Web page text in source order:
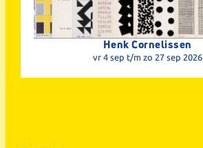
Henk Cornelissen
vr 4 sep t/m zo 27 sep 2026